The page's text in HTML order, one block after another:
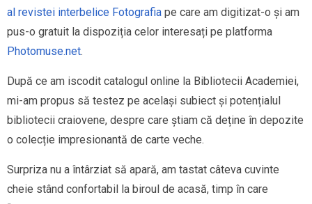
al revistei interbelice Fotografia pe care am digitizat-o și am
pus-o gratuit la dispoziția celor interesați pe platforma
Photomuse.net.
După ce am iscodit catalogul online la Bibliotecii Academiei,
mi-am propus să testez pe același subiect și potențialul
bibliotecii craiovene, despre care știam că deține în depozite
o colecție impresionantă de carte veche.
Surpriza nu a întârziat să apară, am tastat câteva cuvinte
cheie stând confortabil la biroul de acasă, timp în care